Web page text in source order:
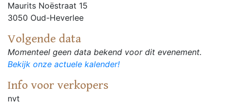
Maurits Noëstraat 15
3050 Oud-Heverlee
Volgende data
Momenteel geen data bekend voor dit evenement.
Bekijk onze actuele kalender!
Info voor verkopers
nvt